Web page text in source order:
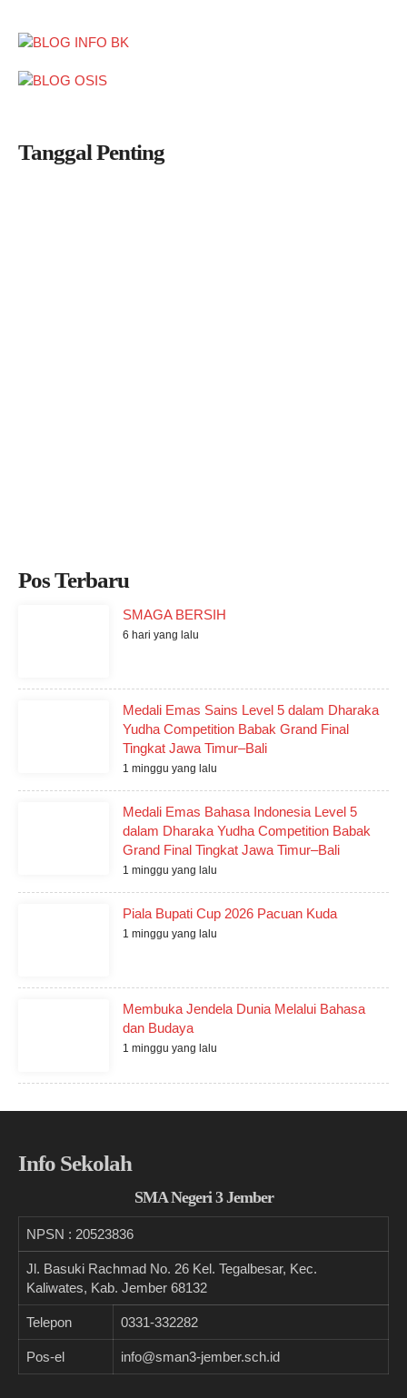
Tanggal Penting
Pos Terbaru
SMAGA BERSIH
6 hari yang lalu
Medali Emas Sains Level 5 dalam Dharaka
Yudha Competition Babak Grand Final
Tingkat Jawa Timur–Bali
1 minggu yang lalu
Medali Emas Bahasa Indonesia Level 5
dalam Dharaka Yudha Competition Babak
Grand Final Tingkat Jawa Timur–Bali
1 minggu yang lalu
Piala Bupati Cup 2026 Pacuan Kuda
1 minggu yang lalu
Membuka Jendela Dunia Melalui Bahasa
dan Budaya
1 minggu yang lalu
Info Sekolah
SMA Negeri 3 Jember
NPSN : 20523836
Jl. Basuki Rachmad No. 26 Kel. Tegalbesar, Kec.
Kaliwates, Kab. Jember 68132
Telepon 0331-332282
Pos-el info@sman3-jember.sch.id